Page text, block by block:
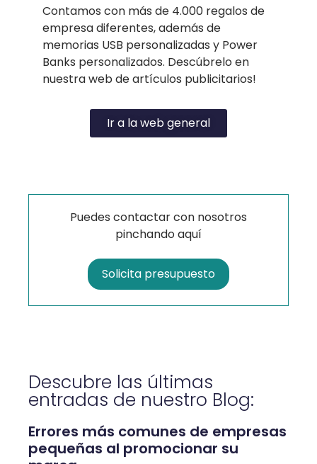
Contamos con más de 4.000 regalos de
empresa diferentes, además de
memorias USB personalizadas y Power
Banks personalizados. Descúbrelo en
nuestra web de artículos publicitarios!
Ir a la web general
Puedes contactar con nosotros
pinchando aquí
Solicita presupuesto
Descubre las últimas
entradas de nuestro Blog:
Errores más comunes de empresas
pequeñas al promocionar su